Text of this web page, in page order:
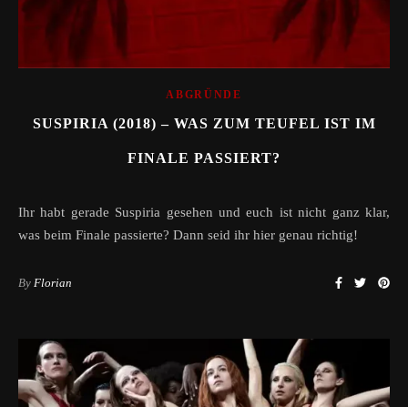
ABGRÜNDE
SUSPIRIA (2018) – WAS ZUM TEUFEL IST IM
FINALE PASSIERT?
Ihr habt gerade Suspiria gesehen und euch ist nicht ganz klar,
was beim Finale passierte? Dann seid ihr hier genau richtig!
By Florian